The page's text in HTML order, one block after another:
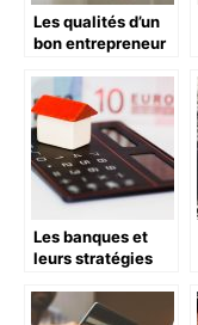
Les qualités d’un
bon entrepreneur
Les banques et
leurs stratégies